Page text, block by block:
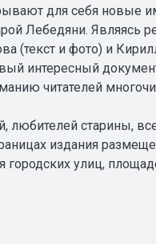
для себя новые
Лебедяни. Являясь
(текст и фото) и
интересный
читателей
любителей старины,
издания
городских улиц,